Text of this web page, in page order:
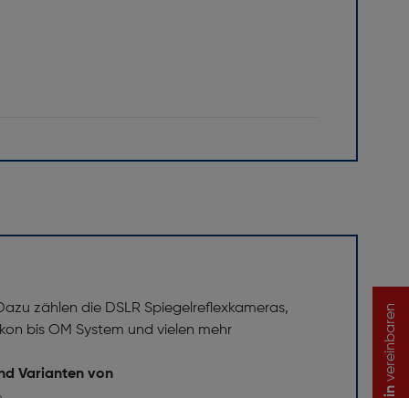
zählen die DSLR Spiegelreflexkameras,
bis OM System und vielen mehr
Varianten von vereinbaren